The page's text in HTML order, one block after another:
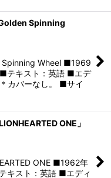
Spinning
Wheel ■1969
テキスト：英語 ■エデ
カバーなし。 ■サイ
ONE」
ONE ■1962年
キスト：英語 ■エディ